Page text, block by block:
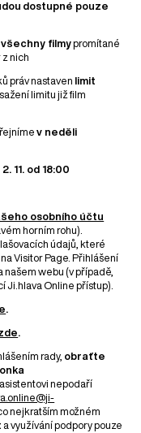
dostupné pouze
filmypromítané
z nich
práv nastaven limit
limitu již film
v neděli
11. od 18:00
osobního účtu
horním rohu).
údajů, které
Visitor Page. Přihlášení
našem webu (v případě,
Ji.hlava Online přístup).
.
.
rady, obraťte
asistentovi nepodaří
nejkratším možném
a využívání podpory pouze